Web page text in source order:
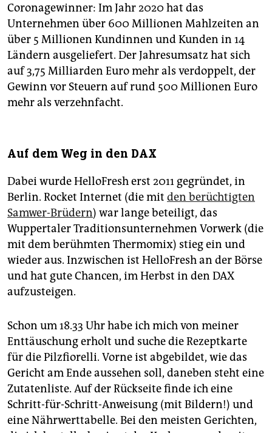
Coronagewinner: Im Jahr 2020 hat das
Unternehmen über 600 Millionen Mahlzeiten an
über 5 Millionen Kundinnen und Kunden in 14
Ländern ausgeliefert. Der Jahresumsatz hat sich
auf 3,75 Milliarden Euro mehr als verdoppelt, der
Gewinn vor Steuern auf rund 500 Millionen Euro
mehr als verzehnfacht.
Auf dem Weg in den DAX
Dabei wurde HelloFresh erst 2011 gegründet, in
Berlin. Rocket Internet (die mit den berüchtigten
Samwer-Brüdern) war lange beteiligt, das
Wuppertaler Traditionsunternehmen Vorwerk (die
mit dem berühmten Thermomix) stieg ein und
wieder aus. Inzwischen ist HelloFresh an der Börse
und hat gute Chancen, im Herbst in den DAX
aufzusteigen.
Schon um 18.33 Uhr habe ich mich von meiner
Enttäuschung erholt und suche die Rezeptkarte
für die Pilzfiorelli. Vorne ist abgebildet, wie das
Gericht am Ende aussehen soll, daneben steht eine
Zutatenliste. Auf der Rückseite finde ich eine
Schritt-für-Schritt-Anweisung (mit Bildern!) und
eine Nährwerttabelle. Bei den meisten Gerichten,